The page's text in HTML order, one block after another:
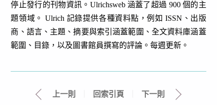
停止發行的刊物資訊。 Ulrichsweb 涵蓋了超過 900 個的主
題領域。 Ulrich 記錄提供各種資料點，例如 ISSN 、出版
商、語言、主題、摘要與索引涵蓋範圍、全文資料庫涵蓋
範圍、目錄，以及圖書館員撰寫的評論。每週更新。
上一則 回索引頁 下一則